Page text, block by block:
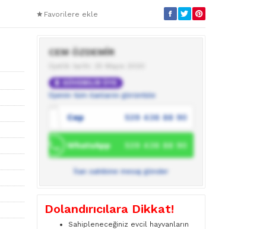
Favorilere ekle
CEM ÖZDEMİR
GÜVENİLİR ÜYE
Üyenin tüm ilanlarını görüntüle
Cep 539 436 88 90
WhatsApp 539 436 88 90
İlan sahibine mesaj gönder
Dolandırıcılara Dikkat!
Sahipleneceğiniz evcil hayvanların